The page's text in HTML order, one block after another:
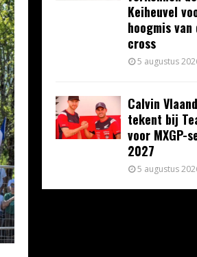
Keiheuvel
hoogmis van
cross
5 augustus
Calvin
tekent bij
voor MXGP-
2027
5 augustus